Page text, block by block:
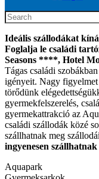
Ideális szállodákat
Foglalja le családi
Seasons ****, Hotel
Tágas családi
igényeit. Nagy
törődünk
gyermekfelszerelés,
gyermekattrakció az
családi szállodák közé
szállhatnak meg
ingyenesen
Aquapark